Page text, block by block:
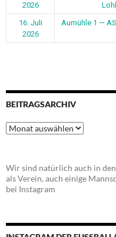
2026
16. Juli
2026
Aumühle 1 —
BEITRAGSARCHIV
Beitragsarchiv
Wir sind natürlich auch in
als Verein, auch einige
bei Instagram